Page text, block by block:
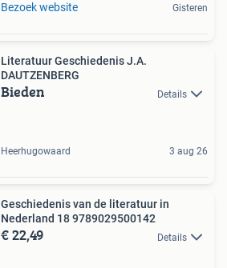
Bezoek website Gisteren
Literatuur Geschiedenis J.A.
DAUTZENBERG
Bieden Details
Heerhugowaard 3 aug 26
Geschiedenis van de literatuur in
Nederland 18 9789029500142
€ 22,49 Details